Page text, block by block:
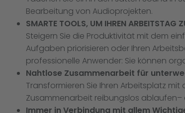
Bearbeitung von Audioprojekten.
SMARTE TOOLS, UM IHREN ARBEITSTAG
Steigern Sie die Produktivität mit dem
Aufgaben priorisieren oder Ihren
professionelle Anwender: Sie können
Nahtlose Zusammenarbeit für
Transformieren Sie Ihren Arbeitsplatz
Zusammenarbeit reibungslos ablaufen–
Immer in Verbindung mit allem